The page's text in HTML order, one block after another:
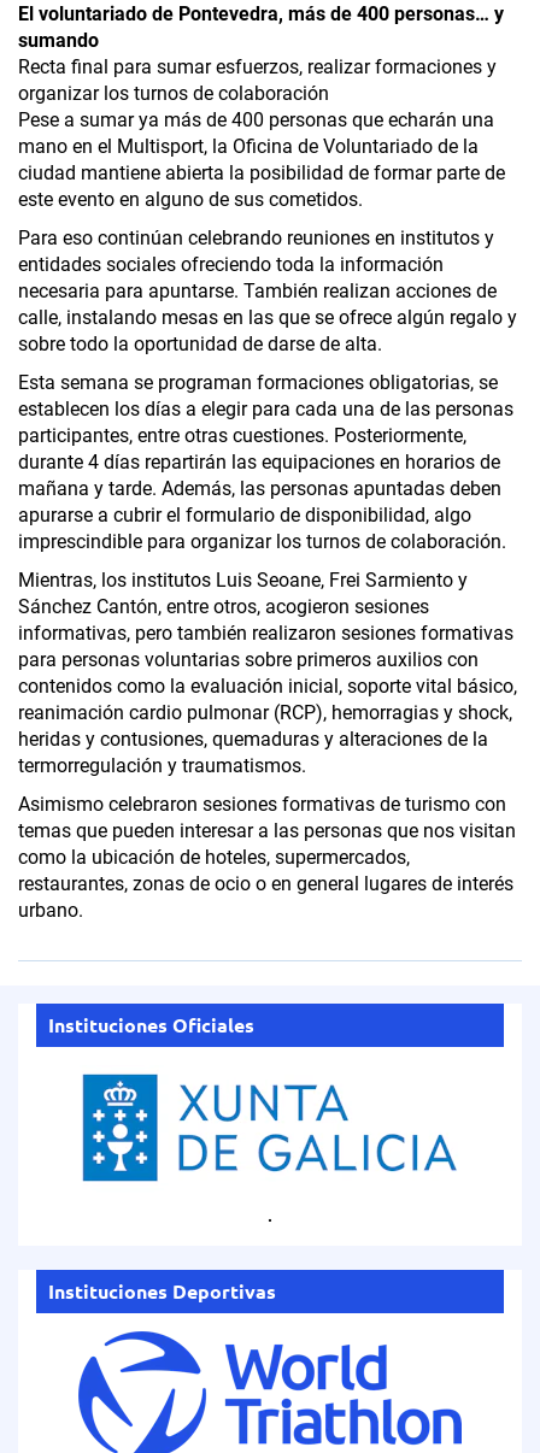
El voluntariado de Pontevedra, más de 400 personas… y
sumando
Recta final para sumar esfuerzos, realizar formaciones y
organizar los turnos de colaboración
Pese a sumar ya más de 400 personas que echarán una
mano en el Multisport, la Oficina de Voluntariado de la
ciudad mantiene abierta la posibilidad de formar parte de
este evento en alguno de sus cometidos.
Para eso continúan celebrando reuniones en institutos y
entidades sociales ofreciendo toda la información
necesaria para apuntarse. También realizan acciones de
calle, instalando mesas en las que se ofrece algún regalo y
sobre todo la oportunidad de darse de alta.
Esta semana se programan formaciones obligatorias, se
establecen los días a elegir para cada una de las personas
participantes, entre otras cuestiones. Posteriormente,
durante 4 días repartirán las equipaciones en horarios de
mañana y tarde. Además, las personas apuntadas deben
apurarse a cubrir el formulario de disponibilidad, algo
imprescindible para organizar los turnos de colaboración.
Mientras, los institutos Luis Seoane, Frei Sarmiento y
Sánchez Cantón, entre otros, acogieron sesiones
informativas, pero también realizaron sesiones formativas
para personas voluntarias sobre primeros auxilios con
contenidos como la evaluación inicial, soporte vital básico,
reanimación cardio pulmonar (RCP), hemorragias y shock,
heridas y contusiones, quemaduras y alteraciones de la
termorregulación y traumatismos.
Asimismo celebraron sesiones formativas de turismo con
temas que pueden interesar a las personas que nos visitan
como la ubicación de hoteles, supermercados,
restaurantes, zonas de ocio o en general lugares de interés
urbano.
Instituciones Oficiales
.
Instituciones Deportivas